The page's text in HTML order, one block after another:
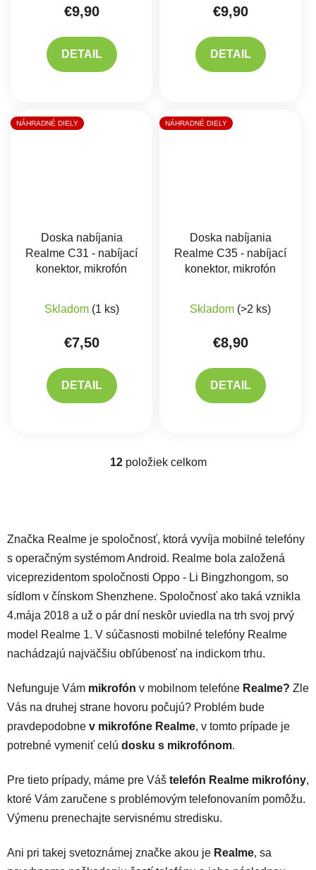
€9,90
DETAIL
€9,90
DETAIL
NÁHRADNÉ DIELY
Doska nabíjania
Realme C31 - nabíjací
konektor, mikrofón
Skladom (1 ks)
€7,50
DETAIL
NÁHRADNÉ DIELY
Doska nabíjania
Realme C35 - nabíjací
konektor, mikrofón
Skladom (>2 ks)
€8,90
DETAIL
Ovládacie prvky výpisu
12položiek celkom
Značka Realme je spoločnosť, ktorá vyvíja mobilné telefóny
s operačným systémom Android. Realme bola založená
viceprezidentom spoločnosti Oppo - Li Bingzhongom, so
sídlom v čínskom Shenzhene. Spoločnosť ako taká vznikla
4.mája 2018 a už o pár dní neskôr uviedla na trh svoj prvý
model Realme 1. V súčasnosti mobilné telefóny Realme
nachádzajú najväčšiu obľúbenosť na indickom trhu.
Nefunguje Vám mikrofón v mobilnom telefóne Realme? Zle
Vás na druhej strane hovoru počujú? Problém bude
pravdepodobne v mikrofóne Realme, v tomto prípade je
potrebné vymeniť celú dosku s mikrofónom.
Pre tieto prípady, máme pre Váš telefón Realme mikrofóny,
ktoré Vám zaručene s problémovým telefonovaním pomôžu.
Výmenu prenechajte servisnému stredisku.
Ani pri takej svetoznámej značke akou je Realme, sa